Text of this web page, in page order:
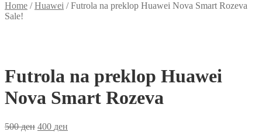
Home /Huawei /Futrola na preklop Huawei Nova Smart Rozeva
Sale!
Futrola na preklop Huawei
Nova Smart Rozeva
500ден 400 ден